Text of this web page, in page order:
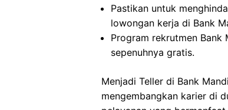
Pastikan untuk
lowongan kerja di Bank
Program rekrutmen
sepenuhnya gratis.
Menjadi Teller di Bank
mengembangkan karier di